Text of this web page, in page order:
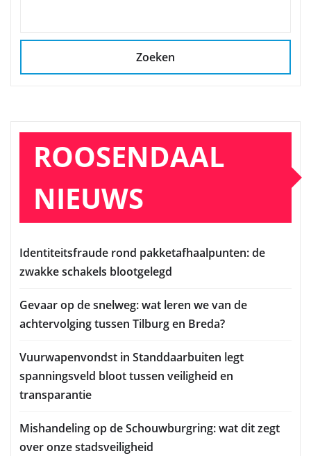
Zoeken
ROOSENDAAL
NIEUWS
Identiteitsfraude rond pakketafhaalpunten: de
zwakke schakels blootgelegd
Gevaar op de snelweg: wat leren we van de
achtervolging tussen Tilburg en Breda?
Vuurwapenvondst in Standdaarbuiten legt
spanningsveld bloot tussen veiligheid en
transparantie
Mishandeling op de Schouwburgring: wat dit zegt
over onze stadsveiligheid